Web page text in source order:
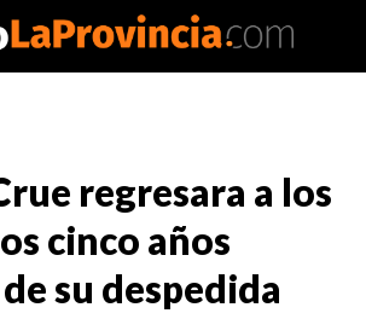
regresara a los
cinco años
su despedida